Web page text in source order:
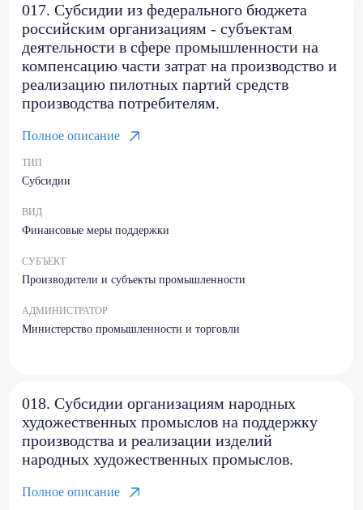
017. Субсидии из федерального бюджета
российским организациям - субъектам
деятельности в сфере промышленности на
компенсацию части затрат на производство и
реализацию пилотных партий средств
производства потребителям.
Полное описание
ТИП
Субсидии
ВИД
Финансовые меры поддержки
СУБЪЕКТ
Производители и субъекты промышленности
АДМИНИСТРАТОР
Министерство промышленности и торговли
018. Субсидии организациям народных
художественных промыслов на поддержку
производства и реализации изделий
народных художественных промыслов.
Полное описание